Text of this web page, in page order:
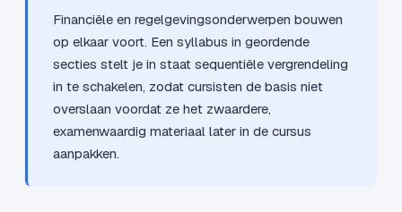
Financiële en regelgevingsonderwerpen bouwen
op elkaar voort. Een syllabus in geordende
secties stelt je in staat sequentiële vergrendeling
in te schakelen, zodat cursisten de basis niet
overslaan voordat ze het zwaardere,
examenwaardig materiaal later in de cursus
aanpakken.